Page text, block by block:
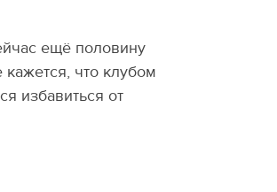
ещё половину
что клубом
избавиться от